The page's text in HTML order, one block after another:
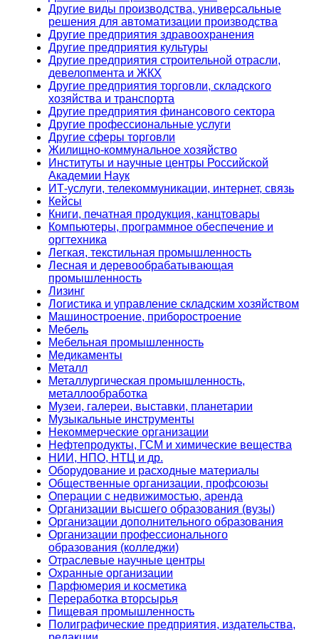
Другие виды производства, универсальные
решения для автоматизации производства
Другие предприятия здравоохранения
Другие предприятия культуры
Другие предприятия строительной отрасли,
девелопмента и ЖКХ
Другие предприятия торговли, складского
хозяйства и транспорта
Другие предприятия финансового сектора
Другие профессиональные услуги
Другие сферы торговли
Жилищно-коммунальное хозяйство
Институты и научные центры Российской
Академии Наук
ИТ-услуги, телекоммуникации, интернет, связь
Кейсы
Книги, печатная продукция, канцтовары
Компьютеры, программное обеспечение и
оргтехника
Легкая, текстильная промышленность
Лесная и деревообрабатывающая
промышленность
Лизинг
Логистика и управление складским хозяйством
Машиностроение, приборостроение
Мебель
Мебельная промышленность
Медикаменты
Металл
Металлургическая промышленность,
металлообработка
Музеи, галереи, выставки, планетарии
Музыкальные инструменты
Некоммерческие организации
Нефтепродукты, ГСМ и химические вещества
НИИ, НПО, НТЦ и др.
Оборудование и расходные материалы
Общественные организации, профсоюзы
Операции с недвижимостью, аренда
Организации высшего образования (вузы)
Организации дополнительного образования
Организации профессионального
образования (колледжи)
Отраслевые научные центры
Охранные организации
Парфюмерия и косметика
Переработка вторсырья
Пищевая промышленность
Полиграфические предприятия, издательства,